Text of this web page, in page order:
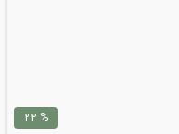
% 22